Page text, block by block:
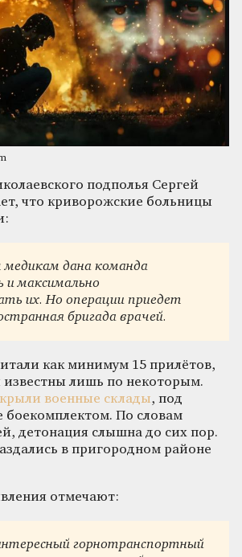
подполья Сергей
что криворожские больницы
медикам дана команда
и максимально
их. Но операции приедет
бригада врачей.
как минимум 15 прилётов,
известны лишь по некоторым.
военные склады, под
боекомплектом. По словам
детонация слышна до сих пор.
в пригородном районе
отмечают:
горнотранспортный